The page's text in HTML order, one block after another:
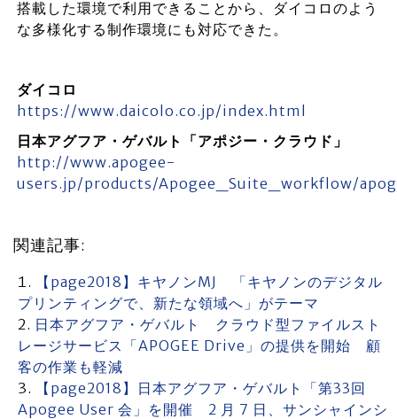
搭載した環境で利用できることから、ダイコロのよう
な多様化する制作環境にも対応できた。
ダイコロ
https://www.daicolo.co.jp/index.html
日本アグフア・ゲバルト「アポジー・クラウド」
http://www.apogee-
users.jp/products/Apogee_Suite_workflow/
関連記事:
【page2018】キヤノンMJ 「キヤノンのデジタル
プリンティングで、新たな領域へ」がテーマ
日本アグフア・ゲバルト クラウド型ファイルスト
レージサービス「APOGEE Drive」の提供を開始 顧
客の作業も軽減
【page2018】日本アグフア・ゲバルト「第33回
Apogee User 会」を開催 2 月 7 日、サンシャインシ